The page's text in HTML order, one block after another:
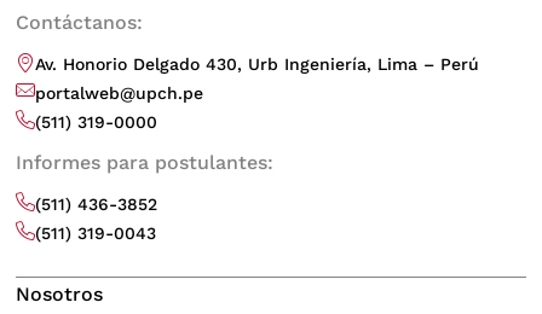
Contáctanos:
Av. Honorio Delgado 430, Urb Ingeniería, Lima – Perú
portalweb@upch.pe
(511) 319-0000
Informes para postulantes:
(511) 436-3852
(511) 319-0043
Nosotros